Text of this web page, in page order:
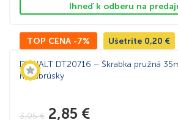
Ihneď k odberu na
TOP CENA -7% Ušetríte 0,20 €
DeWALT DT20716 – Škrabka pružná
multibrúsky
3,05€ 2,85 €